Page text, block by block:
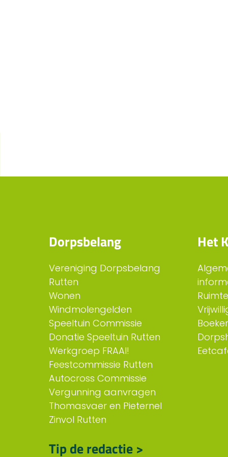
Dorpsbelang
Vereniging Dorpsbelang
Rutten
Wonen
Windmolengelden
Speeltuin Commissie
Donatie Speeltuin Rutten
Werkgroep FRAAI!
Feestcommissie Rutten
Autocross Commissie
Vergunning aanvragen
Thomasvaer en Pieternel
Zinvol Rutten
Het
Tip de redactie >